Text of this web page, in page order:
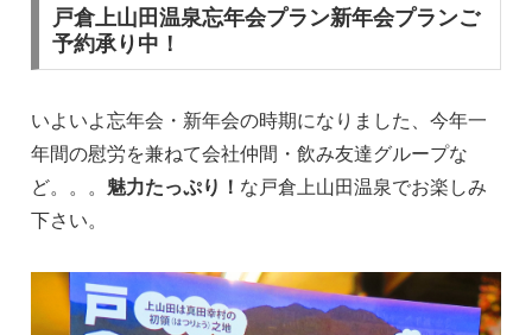
戸倉上山田温泉忘年会プラン新年会プランご
予約承り中！
いよいよ忘年会・新年会の時期になりました、今年一
年間の慰労を兼ねて会社仲間・飲み友達グループな
ど。。。 魅力たっぷり！ な戸倉上山田温泉でお楽しみ
下さい。